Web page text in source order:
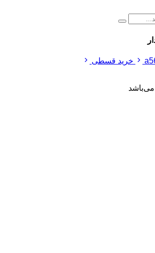
خرید قسطی